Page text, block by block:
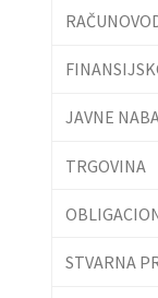
JAVNE
TRGOVINA
STVARNA